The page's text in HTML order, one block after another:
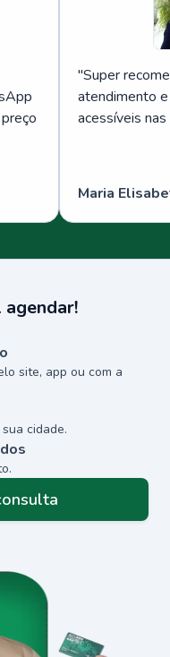
"Super
atendimento
acessíveis
Maria
site, app ou com a
cidade.